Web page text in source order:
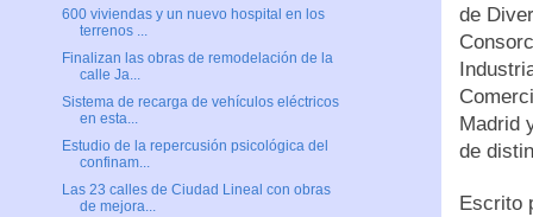
de
Madrid
de
Escrito
600 viviendas y un nuevo hospital en los
terrenos ...
Finalizan las obras de remodelación de la
calle Ja...
Sistema de recarga de vehículos eléctricos
en esta...
Estudio de la repercusión psicológica del
confinam...
Las 23 calles de Ciudad Lineal con obras
de mejora...